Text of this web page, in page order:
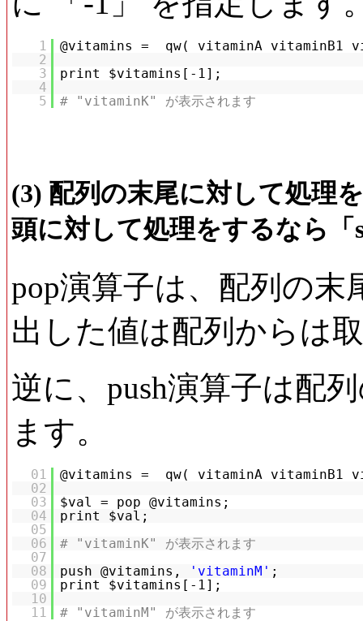
1
@vitamins = qw( vitaminA vitaminB1
2
3
print $vitamins[-1];
4
5
# "vitaminK" が表示されます
(3) 配列の末尾に対して処理
頭に対して処理をするなら
pop演算子は、配列の
出した値は配列からは
逆に、push演算子は配
ます。
01
@vitamins = qw( vitaminA vitaminB1
02
03
$val = pop @vitamins;
04
print $val;
05
06
# "vitaminK" が表示されます
07
08
push @vitamins, 'vitaminM' ;
09
print $vitamins[-1];
10
11
# "vitaminM" が表示されます